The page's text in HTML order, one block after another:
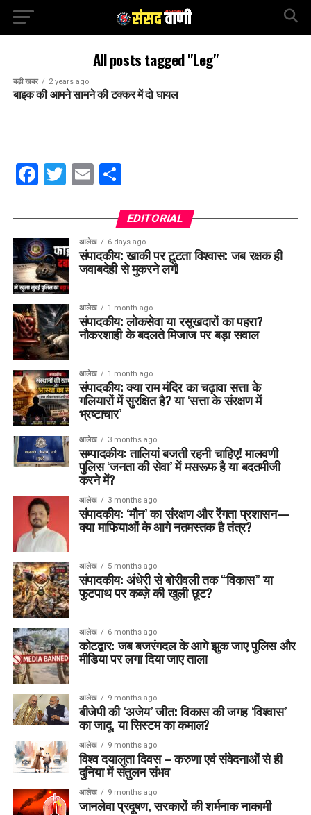
All posts tagged "Leg"
बड़ी खबर 2 years ago
बाइक की आमने सामने की टक्कर में दो घायल
Facebook
Twitter
EmailShare
EDITORIAL
आलेख 6 days ago
संपादकीय: खाकी पर टूटता विश्वास: जब रक्षक ही
जवाबदेही से मुकरने लगें!
आलेख 1 month ago
संपादकीय: लोकसेवा या रसूखदारों का पहरा?
नौकरशाही के बदलते मिजाज पर बड़ा सवाल
आलेख 1 month ago
संपादकीय: क्या राम मंदिर का चढ़ावा सत्ता के
गलियारों में सुरक्षित है? या ‘सत्ता के संरक्षण में
भ्रष्टाचार’
आलेख 3 months ago
सम्पादकीय: तालियां बजती रहनी चाहिए! मालवणी
पुलिस ‘जनता की सेवा’ में मसरूफ है या बदतमीजी
करने में?
आलेख 3 months ago
संपादकीय: ‘मौन’ का संरक्षण और रेंगता प्रशासन—
क्या माफियाओं के आगे नतमस्तक है तंत्र?
आलेख 5 months ago
संपादकीय: अंधेरी से बोरीवली तक “विकास” या
फुटपाथ पर कब्ज़े की खुली छूट?
आलेख 6 months ago
कोटद्वार: जब बजरंगदल के आगे झुक जाए पुलिस और
मीडिया पर लगा दिया जाए ताला
आलेख 9 months ago
बीजेपी की ‘अजेय’ जीत: विकास की जगह ‘विश्वास’
का जादू, या सिस्टम का कमाल?
आलेख 9 months ago
विश्व दयालुता दिवस – करुणा एवं संवेदनाओं से ही
दुनिया में संतुलन संभव
आलेख 9 months ago
जानलेवा प्रदूषण, सरकारों की शर्मनाक नाकामी